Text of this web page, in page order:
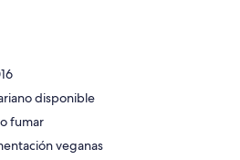
disponible
fumar
veganas